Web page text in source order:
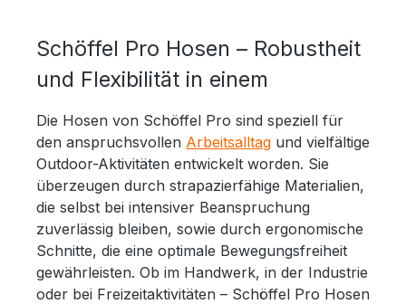
Schöffel Pro Hosen – Robustheit
und Flexibilität in einem
Die Hosen von Schöffel Pro sind speziell für
den anspruchsvollen Arbeitsalltag und vielfältige
Outdoor-Aktivitäten entwickelt worden. Sie
überzeugen durch strapazierfähige Materialien,
die selbst bei intensiver Beanspruchung
zuverlässig bleiben, sowie durch ergonomische
Schnitte, die eine optimale Bewegungsfreiheit
gewährleisten. Ob im Handwerk, in der Industrie
oder bei Freizeitaktivitäten – Schöffel Pro Hosen